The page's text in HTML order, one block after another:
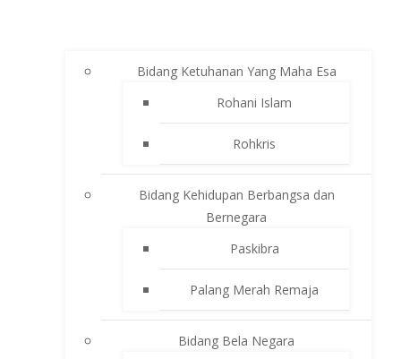
Bidang Ketuhanan Yang Maha Esa
Rohani Islam
Rohkris
Bidang Kehidupan Berbangsa dan
Bernegara
Paskibra
Palang Merah Remaja
Bidang Bela Negara